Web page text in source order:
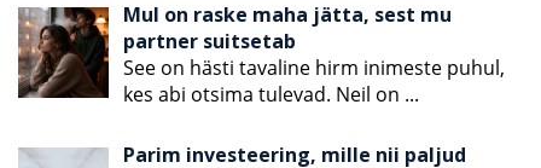
Mul on raske maha jätta, sest mu
partner suitsetab
See on hästi tavaline hirm inimeste puhul,
kes abi otsima tulevad. Neil on ...
Parim investeering, mille nii paljud